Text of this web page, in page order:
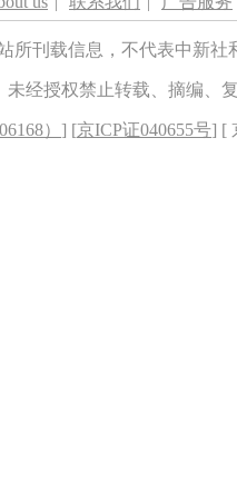
所刊载信息，不代表中新
未经授权禁止转载、摘编、
） ] [京ICP证040655号] [